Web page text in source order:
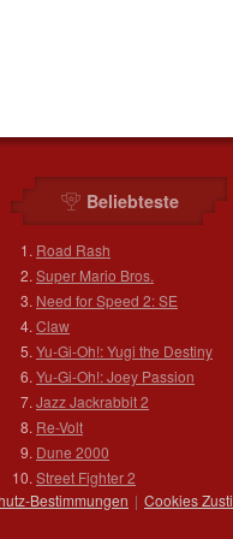
Beliebteste
Road Rash
Super Mario Bros.
Need for Speed 2: SE
Claw
Yu-Gi-Oh!: Yugi the Destiny
Yu-Gi-Oh!: Joey Passion
Jazz Jackrabbit 2
Re-Volt
Dune 2000
Street Fighter 2
Bestimmungen | Cookies